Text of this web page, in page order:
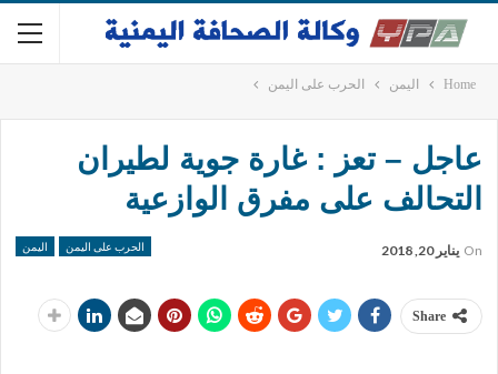
Home اليمن الحرب على اليمن
عاجل – تعز : غارة جوية لطيران
التحالف على مفرق الوازعية
الحرب على اليمن اليمن On يناير 20, 2018
Share